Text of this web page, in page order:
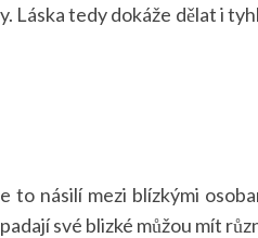
Láska tedy dokáže dělat i
to násilí mezi blízkými
své blizké můžou mít